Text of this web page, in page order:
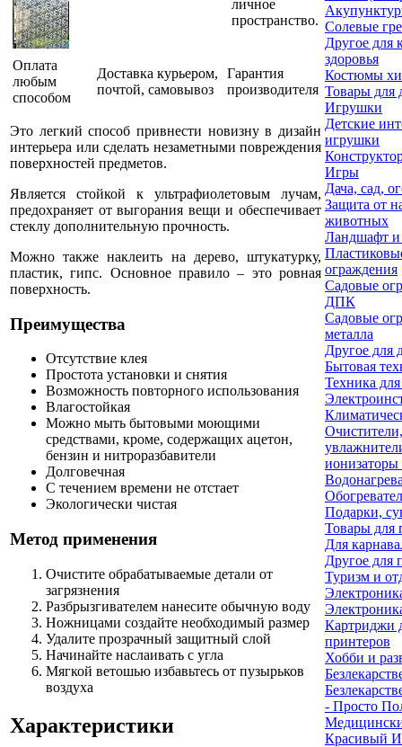
личное
пространство.
Оплата
любым
способом
Доставка курьером,
почтой, самовывоз
Гарантия
производителя
Это легкий способ привнести новизну в дизайн
интерьера или сделать незаметными повреждения
поверхностей предметов.
Является стойкой к ультрафиолетовым лучам,
предохраняет от выгорания вещи и обеспечивает
стеклу дополнительную прочность.
Можно также наклеить на дерево, штукатурку,
пластик, гипс. Основное правило – это ровная
поверхность.
Преимущества
Отсутствие клея
Простота установки и снятия
Возможность повторного использования
Влагостойкая
Можно мыть бытовыми моющими
средствами, кроме, содержащих ацетон,
бензин и нитроразбавители
Долговечная
С течением времени не отстает
Экологически чистая
Метод применения
Очистите обрабатываемые детали от
загрязнения
Разбрызгивателем нанесите обычную воду
Ножницами создайте необходимый размер
Удалите прозрачный защитный слой
Начинайте наслаивать с угла
Мягкой ветошью избавьтесь от пузырьков
воздуха
Характеристики
Солевые
Другое для
здоровья
Костюмы
Товары для
Игрушки
Детские
игрушки
Игры
Дача, сад,
Защита от
животных
Ландшафт и
ограждения
Садовые
ДПК
Садовые
металла
Другое для
Бытовая
Техника
Очистители,
ионизаторы
Подарки,
Товары для
Для
Другое для
Туризм и
Картриджи
принтеров
Хобби и
- Просто
Красивый